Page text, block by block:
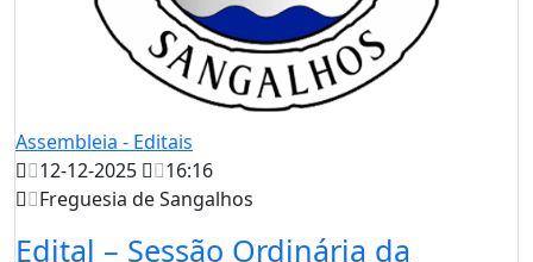
Assembleia - Editais
12-12-2025
16:16
Freguesia de Sangalhos
Edital – Sessão Ordinária da